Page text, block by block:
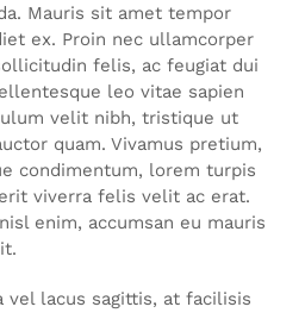
Mauris sit amet tempor
ex. Proin nec ullamcorper
felis, ac feugiat dui
leo vitae sapien
velit nibh, tristique ut
quam. Vivamus pretium,
condimentum, lorem turpis
viverra felis velit ac erat.
enim, accumsan eu mauris
vel lacus sagittis, at facilisis